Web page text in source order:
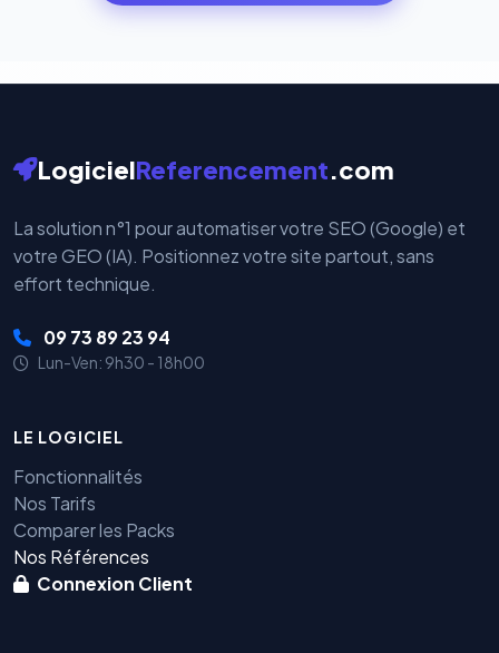
LogicielReferencement.com
La solution n°1 pour automatiser votre SEO (Google) et
votre GEO (IA). Positionnez votre site partout, sans
effort technique.
09 73 89 23 94
Lun-Ven: 9h30 - 18h00
LE LOGICIEL
Fonctionnalités
Nos Tarifs
Comparer les Packs
Nos Références
Connexion Client